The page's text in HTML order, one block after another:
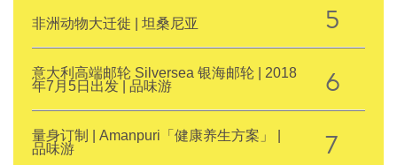
非洲动物大迁徙 | 坦桑尼亚 5
意大利高端邮轮 Silversea 银海邮轮 | 2018
年7月5日出发 | 品味游
6
量身订制 | Amanpuri「健康养生方案」 |
品味游
7